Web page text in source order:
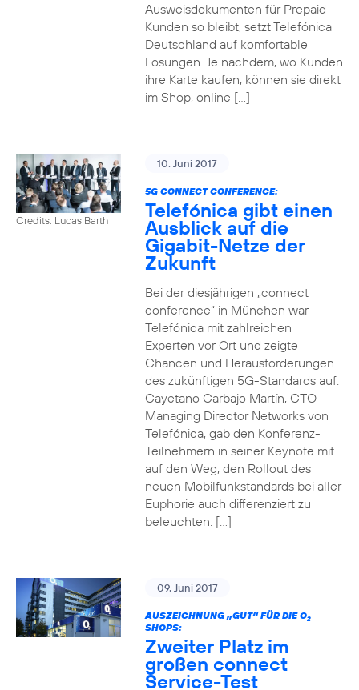
Ausweisdokumenten für Prepaid-
Kunden so bleibt, setzt Telefónica
Deutschland auf komfortable
Lösungen. Je nachdem, wo Kunden
ihre Karte kaufen, können sie direkt
im Shop, online […]
Credits: Lucas Barth
10. Juni 2017
5G CONNECT CONFERENCE:
Telefónica gibt einen
Ausblick auf die
Gigabit-Netze der
Zukunft
Bei der diesjährigen „connect
conference“ in München war
Telefónica mit zahlreichen
Experten vor Ort und zeigte
Chancen und Herausforderungen
des zukünftigen 5G-Standards auf.
Cayetano Carbajo Martín, CTO –
Managing Director Networks von
Telefónica, gab den Konferenz-
Teilnehmern in seiner Keynote mit
auf den Weg, den Rollout des
neuen Mobilfunkstandards bei aller
Euphorie auch differenziert zu
beleuchten. […]
09. Juni 2017
AUSZEICHNUNG „GUT“ FÜR DIE O2
SHOPS:
Zweiter Platz im
großen connect
Service-Test